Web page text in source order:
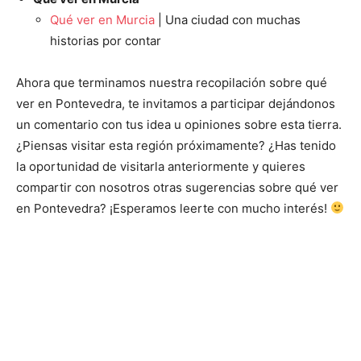
Qué ver en Murcia | Una ciudad con muchas
historias por contar
Ahora que terminamos nuestra recopilación sobre qué
ver en Pontevedra, te invitamos a participar dejándonos
un comentario con tus idea u opiniones sobre esta tierra.
¿Piensas visitar esta región próximamente? ¿Has tenido
la oportunidad de visitarla anteriormente y quieres
compartir con nosotros otras sugerencias sobre qué ver
en Pontevedra? ¡Esperamos leerte con mucho interés!